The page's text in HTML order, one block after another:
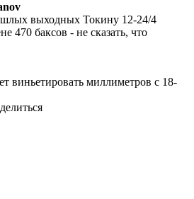
выходных Токину 12-24/4
470 баксов - не сказать, что
виньетировать миллиметров с 18-